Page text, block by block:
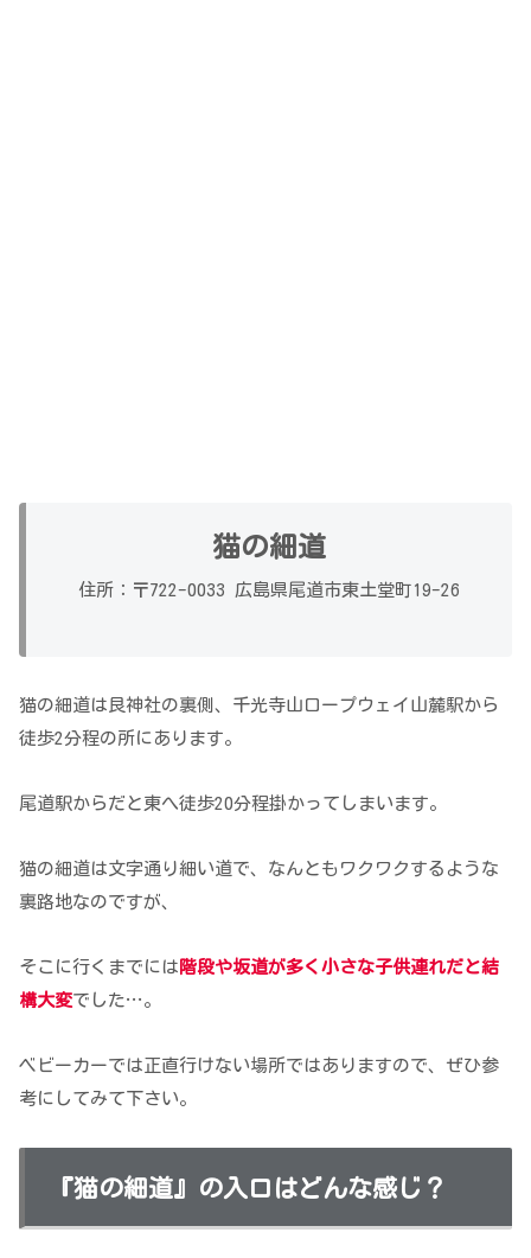
猫の細道
住所：〒722-0033 広島県尾道市東土堂町19-26
猫の細道は艮神社の裏側、千光寺山ロープウェイ山麓駅から
徒歩2分程の所にあります。
尾道駅からだと東へ徒歩20分程掛かってしまいます。
猫の細道は文字通り細い道で、なんともワクワクするような
裏路地なのですが、
そこに行くまでには 階段や坂道が多く小さな子供連れだと結
構大変でした…。
ベビーカーでは正直行けない場所ではありますので、ぜひ参
考にしてみて下さい。
『猫の細道』の入口はどんな感じ？